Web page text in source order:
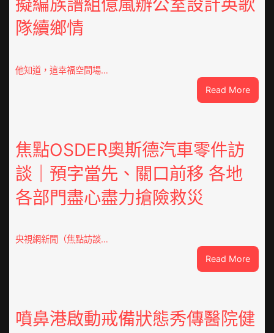
擬編族譜組億嵐辦公室設計英歌
隊續鄉情
他知道，這幸福空間場…
Read More:
潮
周
年
譜
焦點OSDER奧斯德汽車零件訪
談｜預字當先、關口前移 各地
各部門盡心盡力搶險救災
央視網新聞（焦點訪談…
Read More:
焦
奧
斯
噴鼻港啟動戒備狀態秀傳醫院健